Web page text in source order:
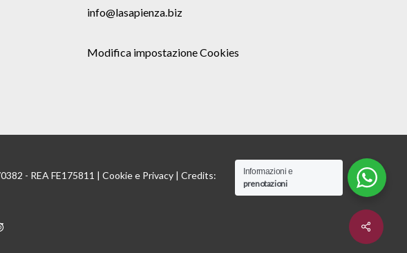
Share
info@lasapienza.biz
Modifica impostazione Cookies
- REA FE175811 |Cookiee Privacy | Credits:
Informazioni e
prenotazioni